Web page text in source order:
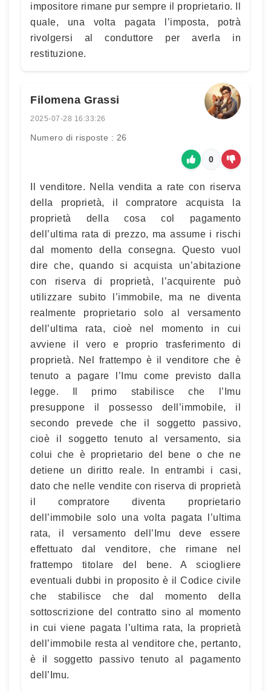
impositore rimane pur sempre il proprietario. Il
quale, una volta pagata l’imposta, potrà
rivolgersi al conduttore per averla in
restituzione.
Filomena Grassi
2025-07-28 16:33:26
Numero di risposte : 26
0
Il venditore. Nella vendita a rate con riserva
della proprietà, il compratore acquista la
proprietà della cosa col pagamento
dell’ultima rata di prezzo, ma assume i rischi
dal momento della consegna. Questo vuol
dire che, quando si acquista un’abitazione
con riserva di proprietà, l’acquirente può
utilizzare subito l’immobile, ma ne diventa
realmente proprietario solo al versamento
dell’ultima rata, cioè nel momento in cui
avviene il vero e proprio trasferimento di
proprietà. Nel frattempo è il venditore che è
tenuto a pagare l’Imu come previsto dalla
legge. Il primo stabilisce che l’Imu
presuppone il possesso dell’immobile, il
secondo prevede che il soggetto passivo,
cioè il soggetto tenuto al versamento, sia
colui che è proprietario del bene o che ne
detiene un diritto reale. In entrambi i casi,
dato che nelle vendite con riserva di proprietà
il compratore diventa proprietario
dell’immobile solo una volta pagata l’ultima
rata, il versamento dell’Imu deve essere
effettuato dal venditore, che rimane nel
frattempo titolare del bene. A sciogliere
eventuali dubbi in proposito è il Codice civile
che stabilisce che dal momento della
sottoscrizione del contratto sino al momento
in cui viene pagata l’ultima rata, la proprietà
dell’immobile resta al venditore che, pertanto,
è il soggetto passivo tenuto al pagamento
dell’Imu.